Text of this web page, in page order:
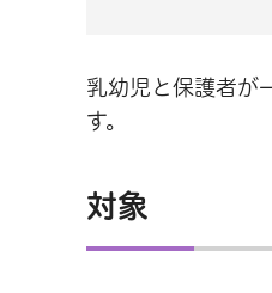
乳幼児と保護者が
す。
対象